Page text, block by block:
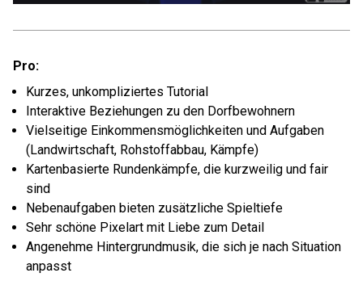
Pro:
Kurzes, unkompliziertes Tutorial
Interaktive Beziehungen zu den Dorfbewohnern
Vielseitige Einkommensmöglichkeiten und Aufgaben
(Landwirtschaft, Rohstoffabbau, Kämpfe)
Kartenbasierte Rundenkämpfe, die kurzweilig und fair
sind
Nebenaufgaben bieten zusätzliche Spieltiefe
Sehr schöne Pixelart mit Liebe zum Detail
Angenehme Hintergrundmusik, die sich je nach Situation
anpasst